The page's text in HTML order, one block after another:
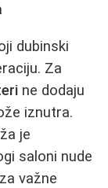
dubinski
Za
ne dodaju
iznutra.
je
saloni nude
važne